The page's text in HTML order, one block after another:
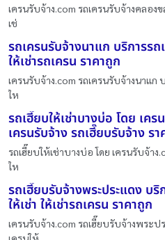
เครนรับจ้าง.com รถเครนรับจ้างคลอง
เช่
รถเครนรับจ้างนาแก บริการรถ
ให้เช่ารถเครน ราคาถูก
เครนรับจ้าง.com รถเครนรับจ้างนาแก
ให
รถเฮี๊ยบให้เช่าบางบ่อ โดย เค
เครนรับจ้าง รถเฮี๊ยบรับจ้าง ร
รถเฮี๊ยบให้เช่าบางบ่อ โดย เครนรับจ้าง
ให
รถเฮี๊ยบรับจ้างพระประแดง บริ
ให้เช่า ให้เช่ารถเครน ราคาถูก
เครนรับจ้าง.com รถเฮี๊ยบรับจ้างพระป